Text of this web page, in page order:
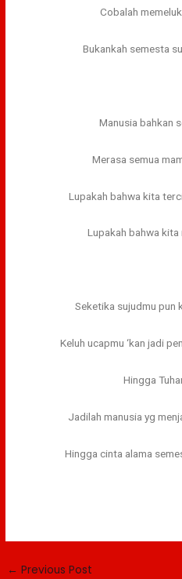
Cobalah
Bukankah semesta
Manusia bahkan
Merasa semua
Lupakah bahwa kita
Lupakah bahwa kita
Seketika sujudmu pun
Keluh ucapmu ‘kan jadi
Hingga
Jadilah manusia yg
Hingga cinta alama
← Previous Post